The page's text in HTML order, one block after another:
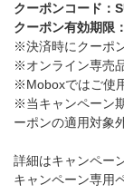
クーポンコード：
クーポン有効期限
※決済時にクーポ
※オンライン専売
※Moboxではご使
※当キャンペーン
ーポンの適用対象
詳細はキャンペー
キャンペーン専用